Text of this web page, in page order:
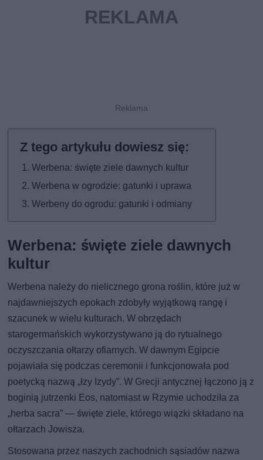
Werbena: święte ziele dawnych kultur
Werbena w ogrodzie: gatunki i uprawa
Werbeny do ogrodu: gatunki i odmiany
Werbena: święte ziele dawnych
kultur
Werbena należy do nielicznego grona roślin, które już w
najdawniejszych epokach zdobyły wyjątkową rangę i
szacunek w wielu kulturach. W obrzędach
starogermańskich wykorzystywano ją do rytualnego
oczyszczania ołtarzy ofiarnych. W dawnym Egipcie
pojawiała się podczas ceremonii i funkcjonowała pod
poetycką nazwą „łzy Izydy”. W Grecji antycznej łączono ją z
boginią jutrzenki Eos, natomiast w Rzymie uchodziła za
„herba sacra” — święte ziele, którego wiązki składano na
ołtarzach Jowisza.
Stosowana przez naszych zachodnich sąsiadów nazwa